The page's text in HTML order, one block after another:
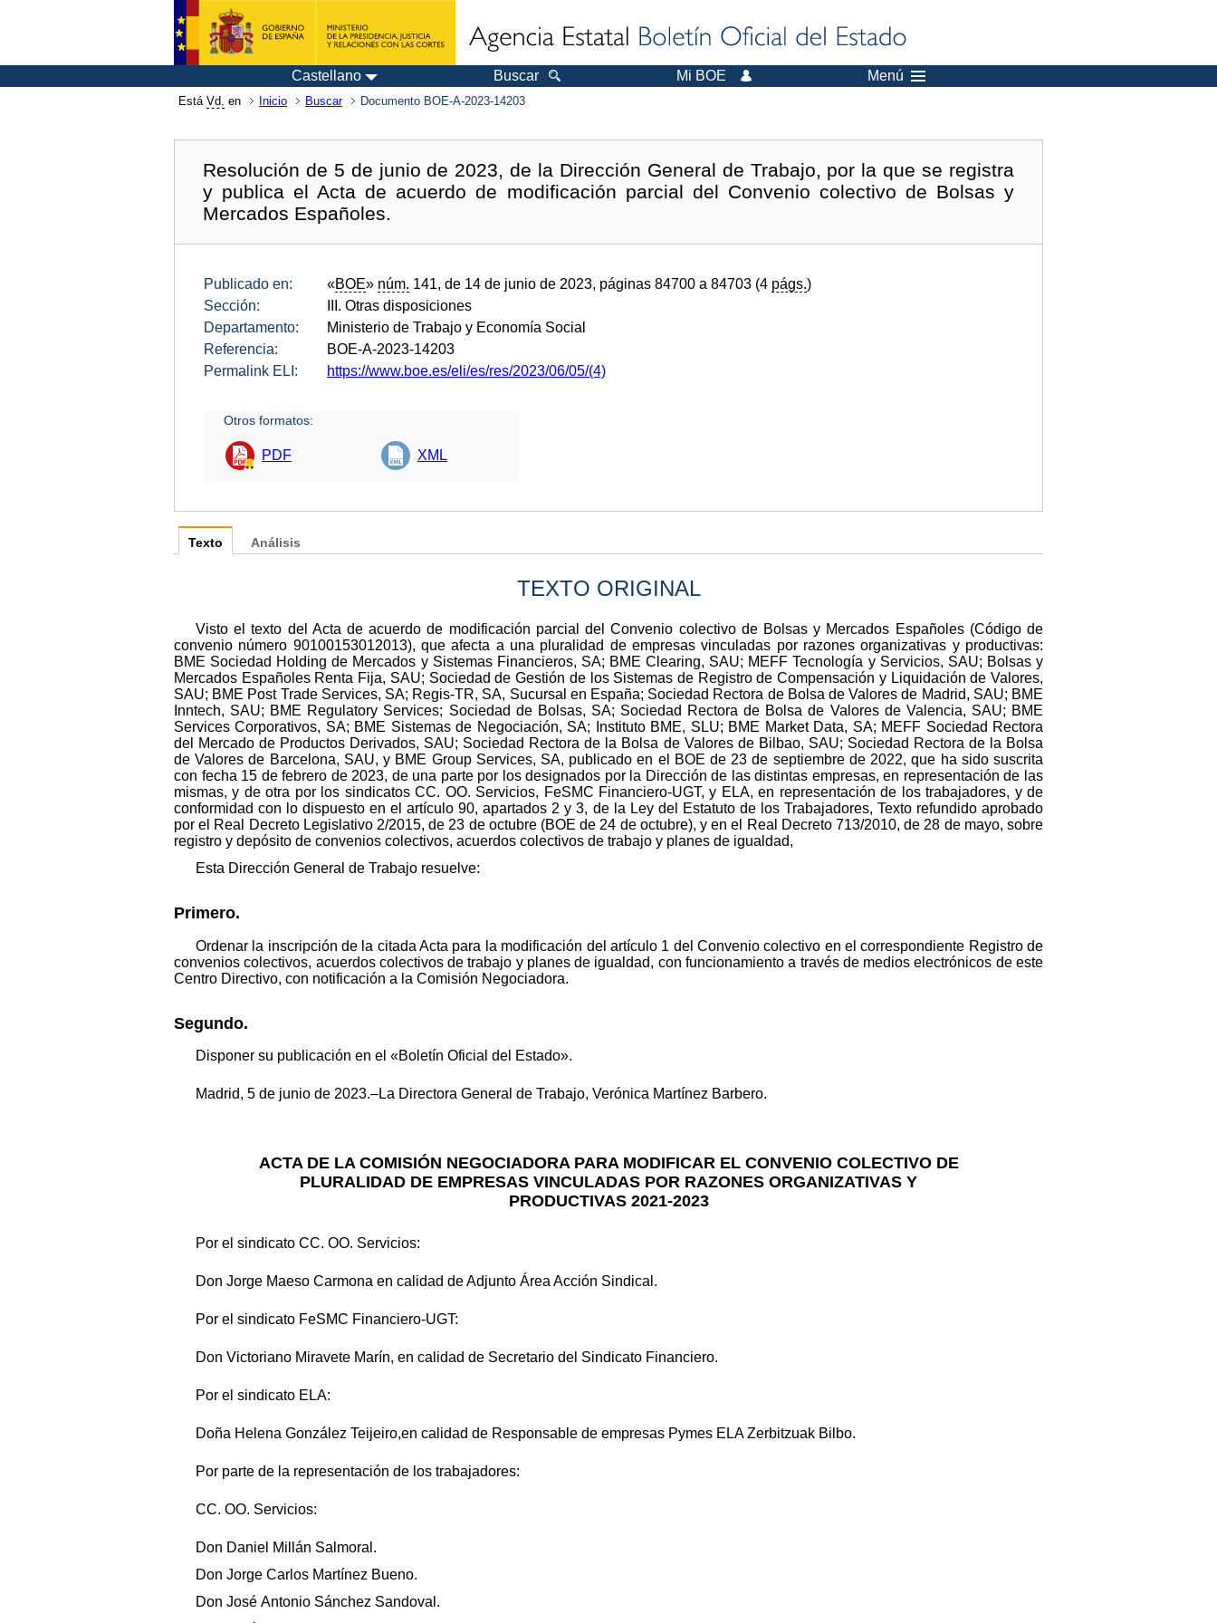
Castellano Buscar Mi BOE Menú
Está Vd. en Inicio Buscar Documento BOE-A-2023-14203
Resolución de 5 de junio de 2023, de la Dirección General de Trabajo, por la que se registra
y publica el Acta de acuerdo de modificación parcial del Convenio colectivo de Bolsas y
Mercados Españoles.
Publicado en: «BOE» núm. 141, de 14 de junio de 2023, páginas 84700 a 84703 (4 págs.)
Sección:
III. Otras disposiciones
Departamento:
Ministerio de Trabajo y Economía Social
Referencia:
BOE-A-2023-14203
Permalink ELI:
https://www.boe.es/eli/es/res/2023/06/05/(4)
Otros formatos:
PDF XML
Texto
TEXTO ORIGINAL
Visto el texto del Acta de acuerdo de modificación parcial del Convenio colectivo de Bolsas y Mercados Españoles (Código de
convenio número 90100153012013), que afecta a una pluralidad de empresas vinculadas por razones organizativas y productivas:
BME Sociedad Holding de Mercados y Sistemas Financieros, SA; BME Clearing, SAU; MEFF Tecnología y Servicios, SAU; Bolsas y
Mercados Españoles Renta Fija, SAU; Sociedad de Gestión de los Sistemas de Registro de Compensación y Liquidación de Valores,
SAU; BME Post Trade Services, SA; Regis-TR, SA, Sucursal en España; Sociedad Rectora de Bolsa de Valores de Madrid, SAU; BME
Inntech, SAU; BME Regulatory Services; Sociedad de Bolsas, SA; Sociedad Rectora de Bolsa de Valores de Valencia, SAU; BME
Services Corporativos, SA; BME Sistemas de Negociación, SA; Instituto BME, SLU; BME Market Data, SA; MEFF Sociedad Rectora
del Mercado de Productos Derivados, SAU; Sociedad Rectora de la Bolsa de Valores de Bilbao, SAU; Sociedad Rectora de la Bolsa
de Valores de Barcelona, SAU, y BME Group Services, SA, publicado en el BOE de 23 de septiembre de 2022, que ha sido suscrita
con fecha 15 de febrero de 2023, de una parte por los designados por la Dirección de las distintas empresas, en representación de las
mismas, y de otra por los sindicatos CC. OO. Servicios, FeSMC Financiero-UGT, y ELA, en representación de los trabajadores, y de
conformidad con lo dispuesto en el artículo 90, apartados 2 y 3, de la Ley del Estatuto de los Trabajadores, Texto refundido aprobado
por el Real Decreto Legislativo 2/2015, de 23 de octubre (BOE de 24 de octubre), y en el Real Decreto 713/2010, de 28 de mayo, sobre
registro y depósito de convenios colectivos, acuerdos colectivos de trabajo y planes de igualdad,
Esta Dirección General de Trabajo resuelve:
Primero.
Ordenar la inscripción de la citada Acta para la modificación del artículo 1 del Convenio colectivo en el correspondiente Registro de
convenios colectivos, acuerdos colectivos de trabajo y planes de igualdad, con funcionamiento a través de medios electrónicos de este
Centro Directivo, con notificación a la Comisión Negociadora.
Segundo.
Disponer su publicación en el «Boletín Oficial del Estado».
Madrid, 5 de junio de 2023.–La Directora General de Trabajo, Verónica Martínez Barbero.
ACTA DE LA COMISIÓN NEGOCIADORA PARA MODIFICAR EL CONVENIO COLECTIVO DE
PLURALIDAD DE EMPRESAS VINCULADAS POR RAZONES ORGANIZATIVAS Y
PRODUCTIVAS 2021-2023
Por el sindicato CC. OO. Servicios:
Don Jorge Maeso Carmona en calidad de Adjunto Área Acción Sindical.
Por el sindicato FeSMC Financiero-UGT:
Don Victoriano Miravete Marín, en calidad de Secretario del Sindicato Financiero.
Por el sindicato ELA:
Doña Helena González Teijeiro,en calidad de Responsable de empresas Pymes ELA Zerbitzuak Bilbo.
Por parte de la representación de los trabajadores:
CC. OO. Servicios:
Don Daniel Millán Salmoral.
Don Jorge Carlos Martínez Bueno.
Don José Antonio Sánchez Sandoval.
Análisis